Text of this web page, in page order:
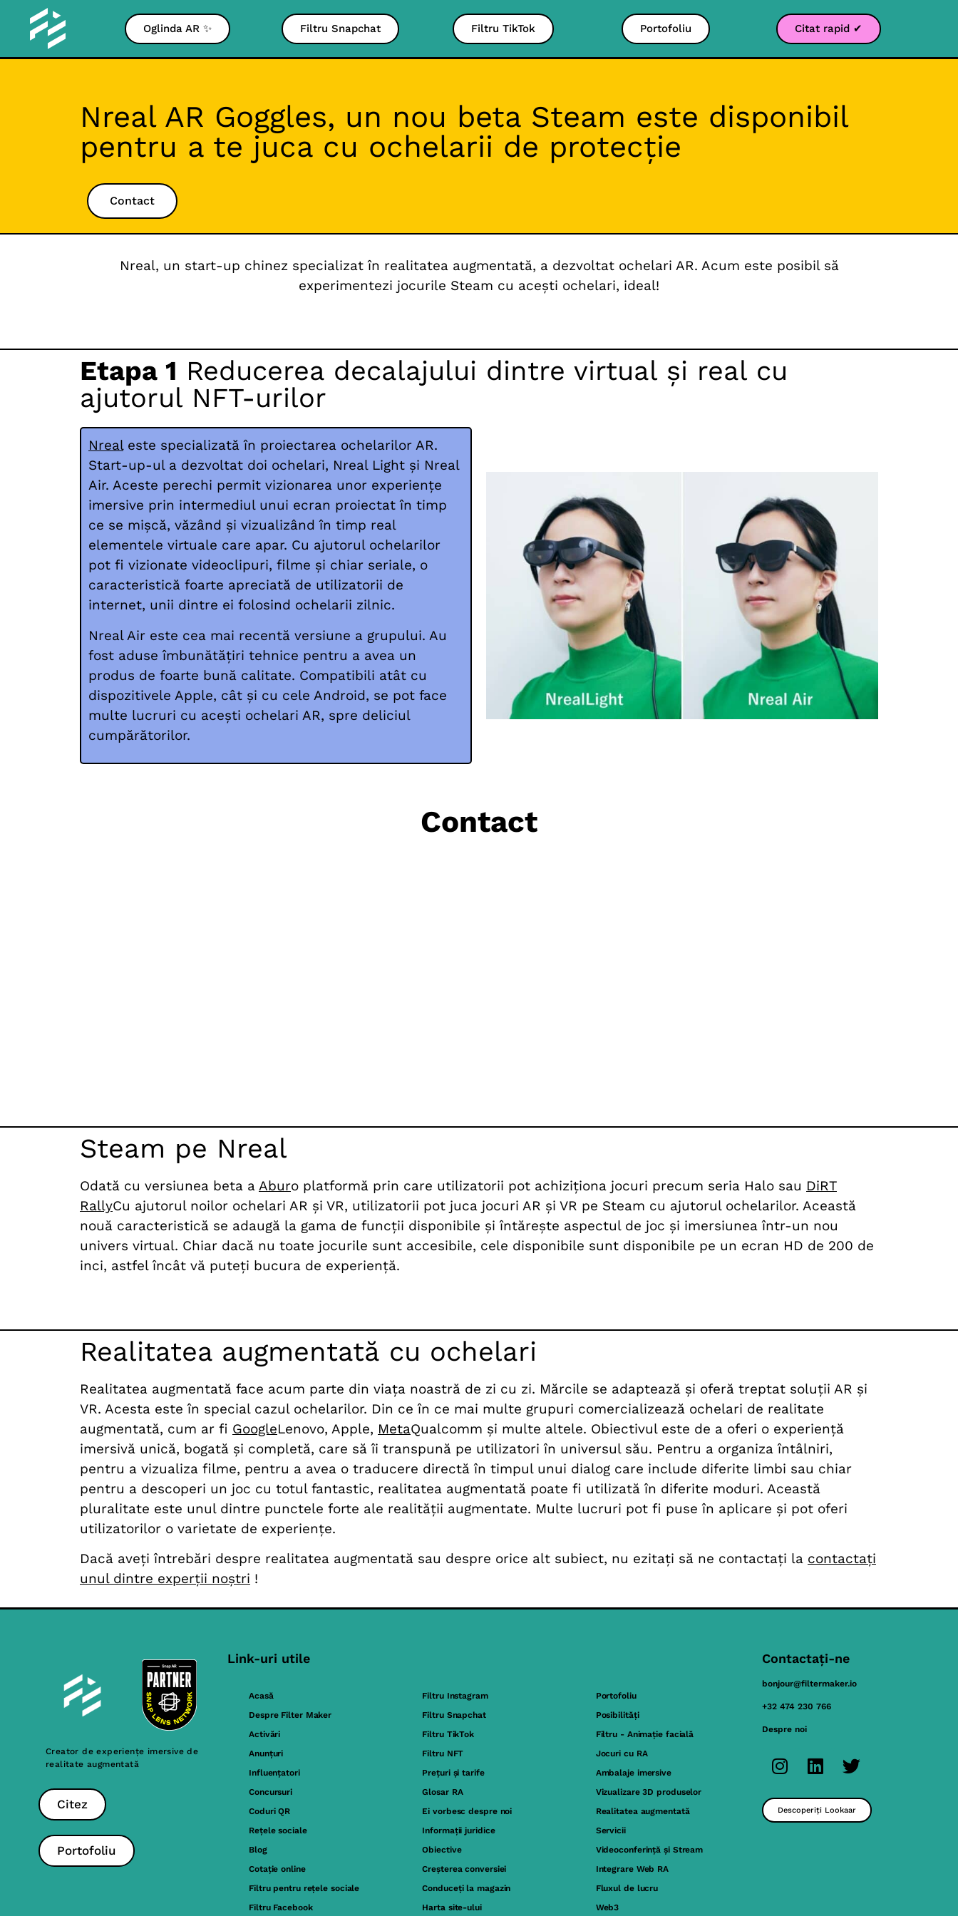
Oglinda AR ✨ Filtru Snapchat Filtru TikTok Portofoliu Citat rapid ✔
Nreal AR Goggles, un nou beta Steam este disponibil
pentru a te juca cu ochelarii de protecție
Contact
Nreal, un start-up chinez specializat în realitatea augmentată, a dezvoltat ochelari AR. Acum este posibil să
experimentezi jocurile Steam cu acești ochelari, ideal!
Etapa 1 Reducerea decalajului dintre virtual și real cu
ajutorul NFT-urilor
Nrealeste specializată în proiectarea ochelarilor AR.
Start-up-ul a dezvoltat doi ochelari, Nreal Light și Nreal
Air. Aceste perechi permit vizionarea unor experiențe
imersive prin intermediul unui ecran proiectat în timp
ce se mișcă, văzând și vizualizând în timp real
elementele virtuale care apar. Cu ajutorul ochelarilor
pot fi vizionate videoclipuri, filme și chiar seriale, o
caracteristică foarte apreciată de utilizatorii de
internet, unii dintre ei folosind ochelarii zilnic.
Nreal Air este cea mai recentă versiune a grupului. Au
fost aduse îmbunătățiri tehnice pentru a avea un
produs de foarte bună calitate. Compatibili atât cu
dispozitivele Apple, cât și cu cele Android, se pot face
multe lucruri cu acești ochelari AR, spre deliciul
cumpărătorilor.
Contact
Steam pe Nreal
Odată cu versiunea beta a Aburo platformă prin care utilizatorii pot achiziționa jocuri precum seria Halo sau DiRT
RallyCu ajutorul noilor ochelari AR și VR, utilizatorii pot juca jocuri AR și VR pe Steam cu ajutorul ochelarilor. Această
nouă caracteristică se adaugă la gama de funcții disponibile și întărește aspectul de joc și imersiunea într-un nou
univers virtual. Chiar dacă nu toate jocurile sunt accesibile, cele disponibile sunt disponibile pe un ecran HD de 200 de
inci, astfel încât vă puteți bucura de experiență.
Realitatea augmentată cu ochelari
Realitatea augmentată face acum parte din viața noastră de zi cu zi. Mărcile se adaptează și oferă treptat soluții AR și
VR. Acesta este în special cazul ochelarilor. Din ce în ce mai multe grupuri comercializează ochelari de realitate
augmentată, cum ar fi GoogleLenovo, Apple, MetaQualcomm și multe altele. Obiectivul este de a oferi o experiență
imersivă unică, bogată și completă, care să îi transpună pe utilizatori în universul său. Pentru a organiza întâlniri,
pentru a vizualiza filme, pentru a avea o traducere directă în timpul unui dialog care include diferite limbi sau chiar
pentru a descoperi un joc cu totul fantastic, realitatea augmentată poate fi utilizată în diferite moduri. Această
pluralitate este unul dintre punctele forte ale realității augmentate. Multe lucruri pot fi puse în aplicare și pot oferi
utilizatorilor o varietate de experiențe.
Dacă aveți întrebări despre realitatea augmentată sau despre orice alt subiect, nu ezitați să ne contactați la contactați
unul dintre experții noștri !
Creator de experiențe imersive de
realitate augmentată
Citez
Portofoliu
Link-uri utile
Acasă
Despre Filter Maker
Activări
Anunțuri
Influențatori
Concursuri
Coduri QR
Rețele sociale
Blog
Cotație online
Filtru pentru rețele sociale
Filtru Facebook
Filtru Instagram
Filtru Snapchat
Filtru TikTok
Filtru NFT
Prețuri și tarife
Glosar RA
Ei vorbesc despre noi
Informații juridice
Obiective
Creșterea conversiei
Conduceți la magazin
Harta site-ului
Portofoliu
Posibilități
Filtru - Animație facială
Jocuri cu RA
Ambalaje imersive
Vizualizare 3D produselor
Realitatea augmentată
Servicii
Videoconferință și Stream
Integrare Web RA
Fluxul de lucru
Web3
Contactați-ne
bonjour@filtermaker.io
+32 474 230 766
Despre noi
Descoperiți Lookaar